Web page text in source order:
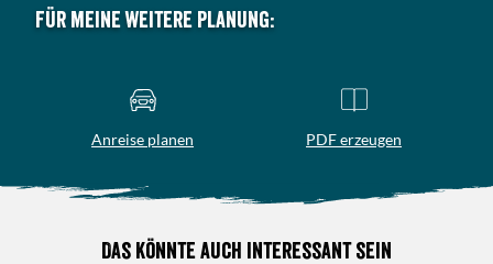
Für meine weitere Planung:
Anreise planen PDF erzeugen
Das könnte auch interessant sein